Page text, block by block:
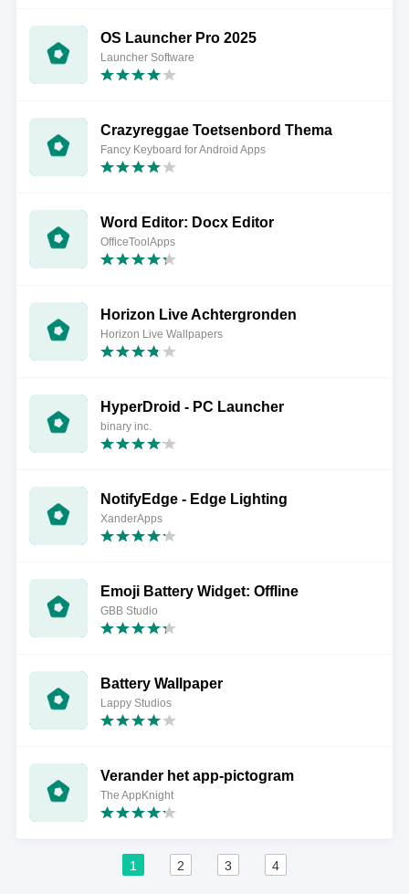
OS Launcher Pro 2025
Launcher Software
Crazyreggae Toetsenbord Thema
Fancy Keyboard for Android Apps
Word Editor: Docx Editor
OfficeToolApps
Horizon Live Achtergronden
Horizon Live Wallpapers
HyperDroid - PC Launcher
binary inc.
NotifyEdge - Edge Lighting
XanderApps
Emoji Battery Widget: Offline
GBB Studio
Battery Wallpaper
Lappy Studios
Verander het app-pictogram
The AppKnight
1 2 3 4